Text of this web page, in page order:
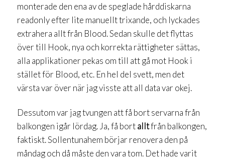
monterade den ena av de speglade hårddiskarna
readonly efter lite manuellt trixande, och lyckades
extrahera allt från Blood. Sedan skulle det flyttas
över till Hook, nya och korrekta rättigheter sättas,
alla applikationer pekas om till att gå mot Hook i
stället för Blood, etc. En hel del svett, men det
värsta var över när jag visste att all data var okej.
Dessutom var jag tvungen att få bort servarna från
balkongen igår lördag. Ja, få bortalltfrån balkongen,
faktiskt. Sollentunahem börjar renovera den på
måndag och då måste den vara tom. Det hade varit